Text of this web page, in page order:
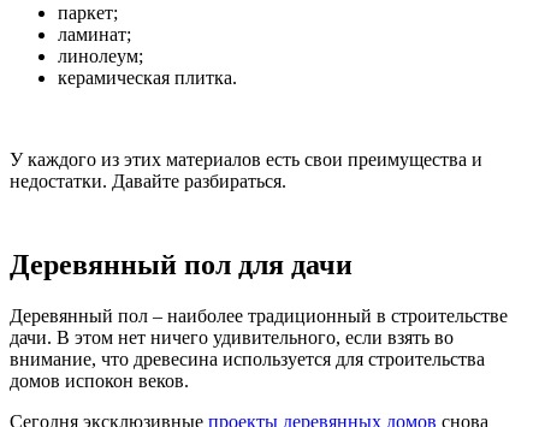
паркет;
ламинат;
линолеум;
керамическая плитка.
У каждого из этих материалов есть свои преимущества и
недостатки. Давайте разбираться.
Деревянный пол для дачи
Деревянный пол – наиболее традиционный в строительстве
дачи. В этом нет ничего удивительного, если взять во
внимание, что древесина используется для строительства
домов испокон веков.
Сегодня эксклюзивные проекты деревянных домов снова